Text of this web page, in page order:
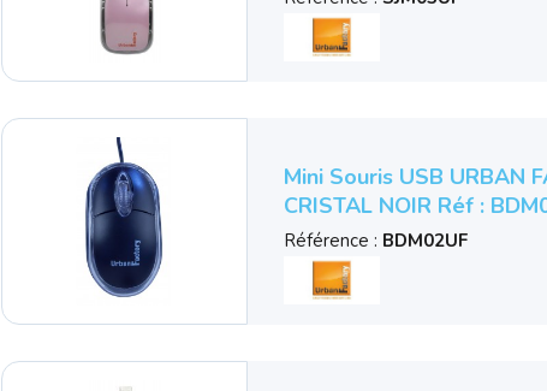
Mini Souris USB URBAN
CRISTAL NOIR Réf :
Référence : BDM02UF